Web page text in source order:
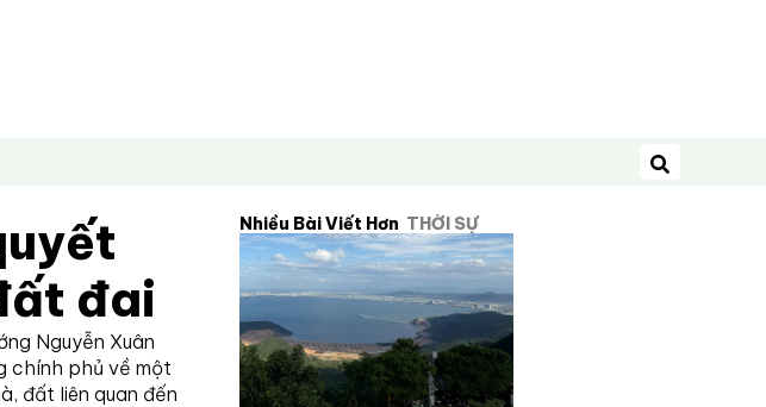
Tìm kiếm
đai
Nguyễn Xuân
chính phủ về một
đất liên quan đến
Nhiều Bài Viết Hơn THỜI SỰ